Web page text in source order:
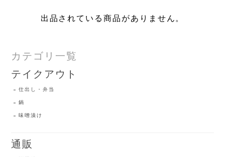
出品されている商品がありません。
カテゴリ一覧
テイクアウト
仕出し・弁当
鍋
味噌漬け
通販